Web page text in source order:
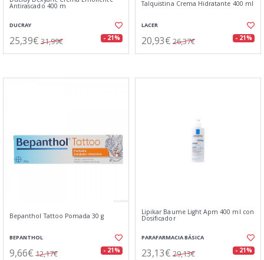
Antirascado 400 m
DUCRAY
25,39€ 31,99€ - 21%
Talquistina Crema Hidratante 400 ml
LACER
20,93€ 26,37€ - 21%
Bepanthol Tattoo Pomada 30 g
BEPANTHOL
9,66€ 12,17€ - 21%
Lipikar Baume Light Apm 400 ml con
Dosificador
PARAFARMACIA BÁSICA
23,13€ 29,13€ - 21%